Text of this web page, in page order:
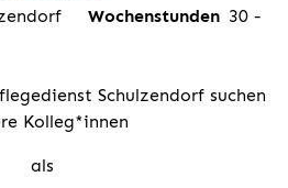
Wochenstunden 30 -
Schulzendorf suchen
Kolleg*innen
als